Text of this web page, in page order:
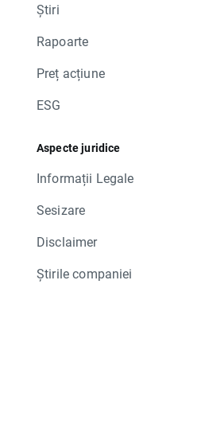
Știri
Rapoarte
Preț acțiune
ESG
Aspecte juridice
Informații Legale
Sesizare
Disclaimer
Știrile companiei